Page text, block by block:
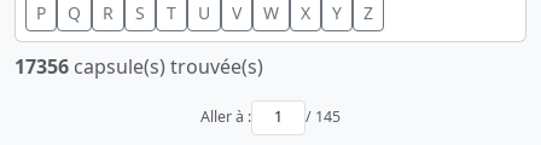
P
Q R S T U V W X Y Z
17356 capsule(s) trouvée(s)
Aller à : / 145